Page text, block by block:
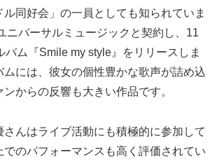
ル同好会」の一員としても知られていま
ニバーサルミュージックと契約し、11
バム『Smile my style』をリリースしま
ムには、彼女の個性豊かな歌声が詰め込
からの反響も大きい作品です。
さんはライブ活動にも積極的に参加して
でのパフォーマンスも高く評価されてい